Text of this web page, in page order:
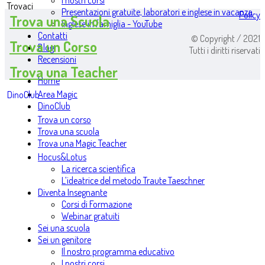
Presentazioni gratuite, laboratori e inglese in vacanza
Inglese in famiglia - YouTube
Contatti
Blog
Recensioni
Home
Area Magic
DinoClub
Trova un corso
Trova una scuola
Trova una Magic Teacher
Hocus&Lotus
La ricerca scientifica
L’ideatrice del metodo Traute Taeschner
Diventa Insegnante
Corsi di Formazione
Webinar gratuiti
Sei una scuola
Sei un genitore
Il nostro programma educativo
Trovaci
Trova una Scuola
Trova un Corso
Trova una Teacher
DinoClub
Policy
© Copyright / 2021
Tutti i diritti riservati